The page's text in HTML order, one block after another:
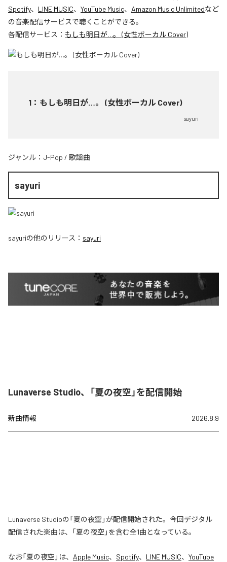
Spotify、 LINE MUSIC、 YouTube Music、 Amazon Music Unlimitedなど
の音楽配信サービスで聴くことができる。
各配信サービス： もしも明日が…。 (女性ボーカル Cover)
1 ： もしも明日が…。 (女性ボーカル Cover)
sayuri
ジャンル： J-Pop / 歌謡曲
sayuri
sayuriの他のリリース： sayuri
Lunaverse Studio、「夏の夜空」を配信開始
新曲情報 2026.8.9
Lunaverse Studioの「夏の夜空」が配信開始された。今回デジタル
配信された楽曲は、「夏の夜空」を含む全1曲となっている。
なお「夏の夜空 」は、 Apple Music、 Spotify、 LINE MUSIC、 YouTube